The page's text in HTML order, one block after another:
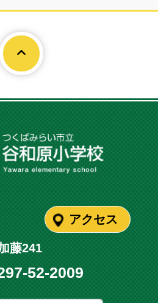
藤241
アクセス
52-2009